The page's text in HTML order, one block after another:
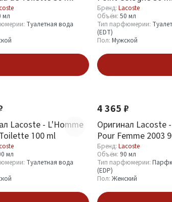
мл
Туалетная вода
Бренд: Lacoste
Объём: 50 мл
Тип парфюмерии:
(EDT)
Пол: Мужской
Lacoste - L'Homme
100 ml
мл
Туалетная вода
4 365 ₽
Оригинал Lacoste
Pour Femme 2003
Бренд: Lacoste
Объём: 90 мл
Тип парфюмерии:
(EDP)
Пол: Женский